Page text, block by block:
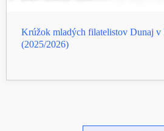
Krúžok mladých filatelistov Dunaj v
(2025/2026)